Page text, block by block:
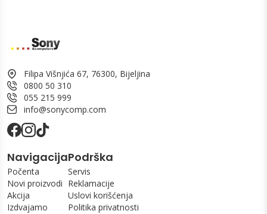
Filipa Višnjića 67, 76300, Bijeljina
0800 50 310
055 215 999
info@sonycomp.com
Navigacija
Počenta
Novi proizvodi
Akcija
Izdvajamo
Podrška
Servis
Reklamacije
Uslovi korišćenja
Politika privatnosti